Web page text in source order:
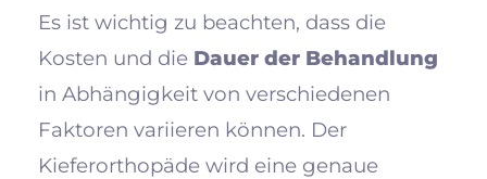
Es ist wichtig zu beachten, dass die
Kosten und die Dauer der Behandlung
in Abhängigkeit von verschiedenen
Faktoren variieren können. Der
Kieferorthopäde wird eine genaue